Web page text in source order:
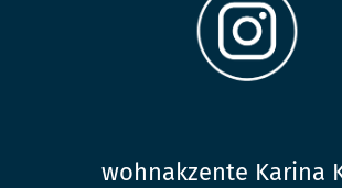
wohnakzente Karina